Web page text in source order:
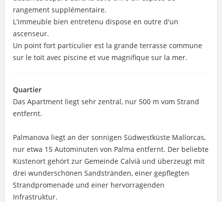
rangement supplémentaire.
L'immeuble bien entretenu dispose en outre d'un
ascenseur.
Un point fort particulier est la grande terrasse commune
sur le toit avec piscine et vue magnifique sur la mer.
Quartier
Das Apartment liegt sehr zentral, nur 500 m vom Strand
entfernt.
Palmanova liegt an der sonnigen Südwestküste Mallorcas,
nur etwa 15 Autominuten von Palma entfernt. Der beliebte
Küstenort gehört zur Gemeinde Calvià und überzeugt mit
drei wunderschönen Sandstränden, einer gepflegten
Strandpromenade und einer hervorragenden
Infrastruktur.